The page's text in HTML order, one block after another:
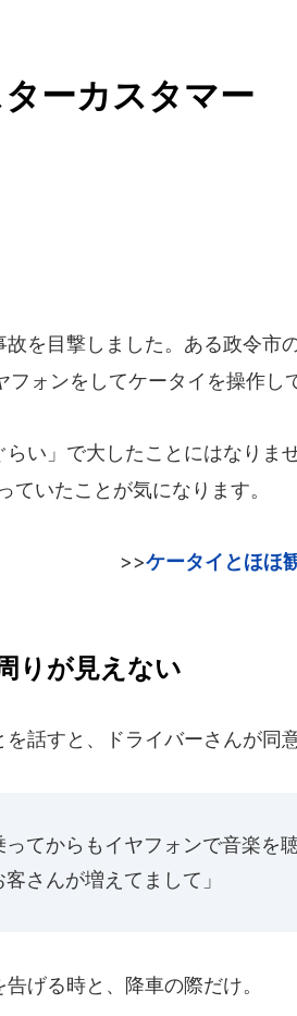
ーカスタマー
を目撃しました。ある政令市
ォンをしてケータイを操作し
い」で大したことにはなりま
いたことが気になります。
>>ケータイとほほ
りが見えない
話すと、ドライバーさんが同
ってからもイヤフォンで音楽を
さんが増えてまして」
げる時と、降車の際だけ。